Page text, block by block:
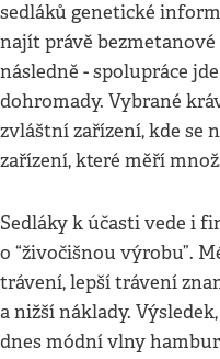
sedláků genetické
najít právě bezmetanové
následně - spolupráce
dohromady. Vybrané
zvláštní zařízení, kde se
zařízení, které měří
Sedláky k účasti vede i
o “živočišnou výrobu”.
trávení, lepší trávení
a nižší náklady.
dnes módní vlny